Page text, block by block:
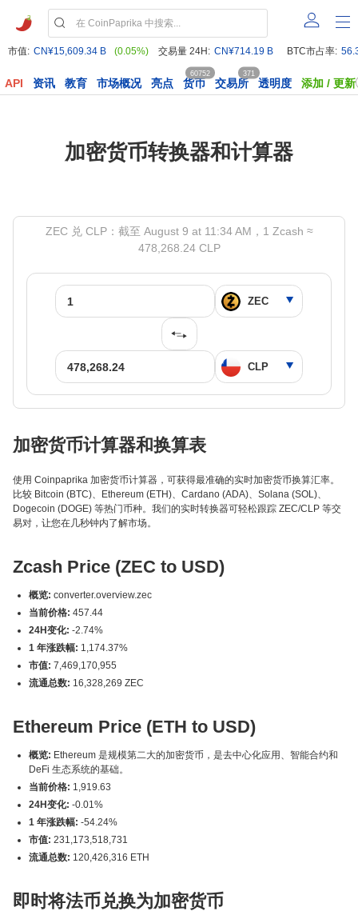
市值: CN¥15,609.34 B (0.05%) 交易量 24H: CN¥714.19 B BTC市占率:
API 资讯 教育 市场概况 亮点 货币
60752
交易所
371
透明度 添加 / 更新
加密货币转换器和计算器
ZEC 兑 CLP：截至 August 9 at 11:34 AM，1 Zcash ≈
478,268.24 CLP
加密货币计算器和换算表
使用 Coinpaprika 加密货币计算器，可获得最准确的实时加密货币换算汇率。
比较 Bitcoin (BTC)、Ethereum (ETH)、Cardano (ADA)、Solana (SOL)、
Dogecoin (DOGE) 等热门币种。我们的实时转换器可轻松跟踪 ZEC/CLP 等交
易对，让您在几秒钟内了解市场。
Zcash Price (ZEC to USD)
概览: converter.overview.zec
当前价格: 457.44
24H变化: -2.74%
1 年涨跌幅: 1,174.37%
市值: 7,469,170,955
流通总数: 16,328,269 ZEC
Ethereum Price (ETH to USD)
概览: Ethereum 是规模第二大的加密货币，是去中心化应用、智能合约和
DeFi 生态系统的基础。
当前价格: 1,919.63
24H变化: -0.01%
1 年涨跌幅: -54.24%
市值: 231,173,518,731
流通总数: 120,426,316 ETH
即时将法币兑换为加密货币